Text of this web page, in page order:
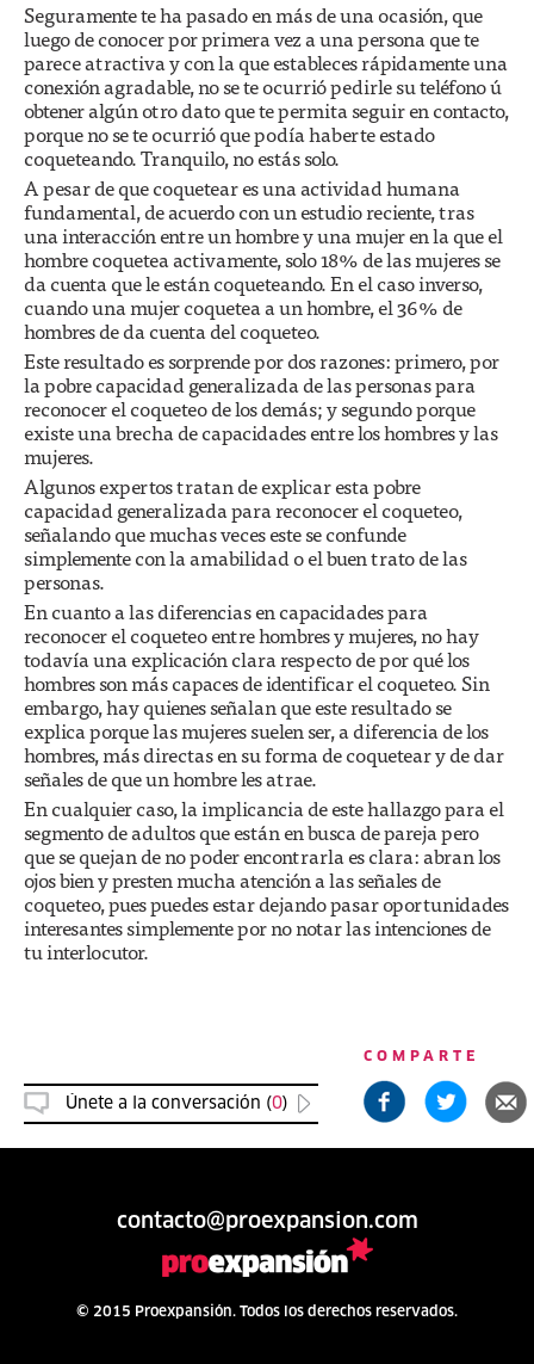
Seguramente te ha pasado en más de una ocasión, que
luego de conocer por primera vez a una persona que te
parece atractiva y con la que estableces rápidamente una
conexión agradable, no se te ocurrió pedirle su teléfono ú
obtener algún otro dato que te permita seguir en contacto,
porque no se te ocurrió que podía haberte estado
coqueteando. Tranquilo, no estás solo.
A pesar de que coquetear es una actividad humana
fundamental, de acuerdo con un estudio reciente, tras
una interacción entre un hombre y una mujer en la que el
hombre coquetea activamente, solo 18% de las mujeres se
da cuenta que le están coqueteando. En el caso inverso,
cuando una mujer coquetea a un hombre, el 36% de
hombres de da cuenta del coqueteo.
Este resultado es sorprende por dos razones: primero, por
la pobre capacidad generalizada de las personas para
reconocer el coqueteo de los demás; y segundo porque
existe una brecha de capacidades entre los hombres y las
mujeres.
Algunos expertos tratan de explicar esta pobre
capacidad generalizada para reconocer el coqueteo,
señalando que muchas veces este se confunde
simplemente con la amabilidad o el buen trato de las
personas.
En cuanto a las diferencias en capacidades para
reconocer el coqueteo entre hombres y mujeres, no hay
todavía una explicación clara respecto de por qué los
hombres son más capaces de identificar el coqueteo. Sin
embargo, hay quienes señalan que este resultado se
explica porque las mujeres suelen ser, a diferencia de los
hombres, más directas en su forma de coquetear y de dar
señales de que un hombre les atrae.
En cualquier caso, la implicancia de este hallazgo para el
segmento de adultos que están en busca de pareja pero
que se quejan de no poder encontrarla es clara: abran los
ojos bien y presten mucha atención a las señales de
coqueteo, pues puedes estar dejando pasar oportunidades
interesantes simplemente por no notar las intenciones de
tu interlocutor.
Únete a la conversación (0)
COMPARTE
contacto@proexpansion.com
© 2015 Proexpansión. Todos los derechos reservados.